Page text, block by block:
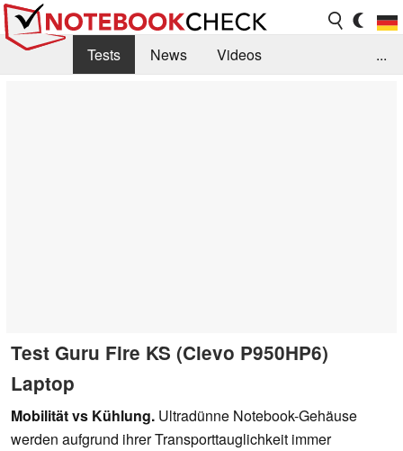
Tests News
Videos
...
Test Guru Fire KS (Clevo P950HP6)
Laptop
Mobilität vs Kühlung. Ultradünne Notebook-Gehäuse
werden aufgrund ihrer Transporttauglichkeit immer